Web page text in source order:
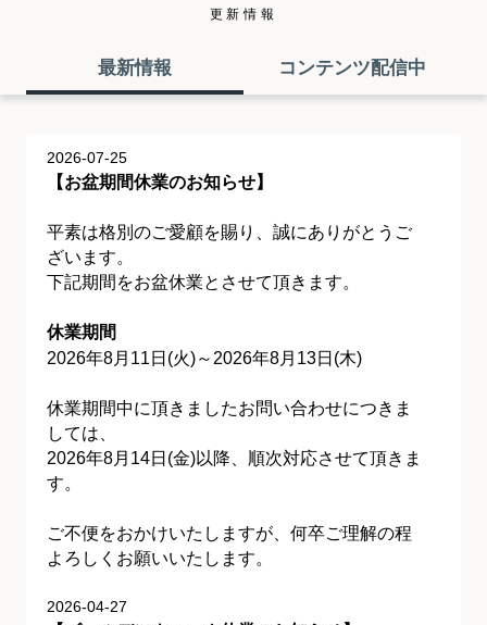
更新情報
最新情報 コンテンツ配信中
2026-07-25
【お盆期間休業のお知らせ】
平素は格別のご愛顧を賜り、誠にありがとうご
ざいます。
下記期間をお盆休業とさせて頂きます。
休業期間
2026年8月11日(火)～2026年8月13日(木)
休業期間中に頂きましたお問い合わせにつきま
しては、
2026年8月14日(金)以降、順次対応させて頂きま
す。
ご不便をおかけいたしますが、何卒ご理解の程
よろしくお願いいたします。
2026-04-27